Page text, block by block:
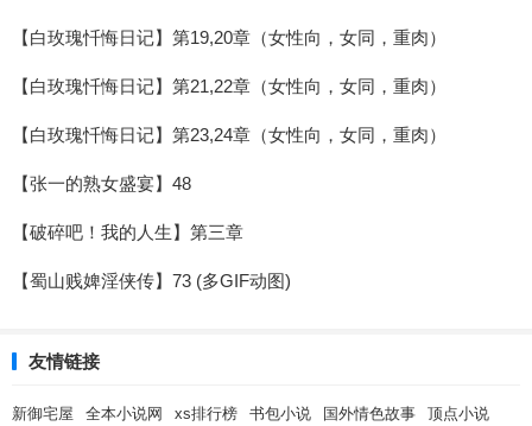
【白玫瑰忏悔日记】第19,20章（女性向，女同，重肉）
【白玫瑰忏悔日记】第21,22章（女性向，女同，重肉）
【白玫瑰忏悔日记】第23,24章（女性向，女同，重肉）
【张一的熟女盛宴】48
【破碎吧！我的人生】第三章
【蜀山贱婢淫侠传】73 (多GIF动图)
友情链接
新御宅屋 全本小说网 xs排行榜 书包小说 国外情色故事
顶点小说